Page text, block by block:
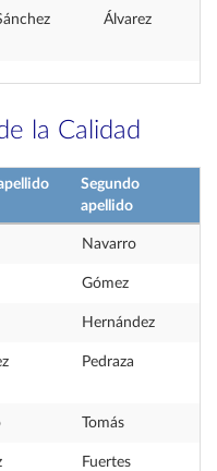
Álvarez
la Calidad
Segundo
apellido
Navarro
Gómez
Hernández
Pedraza
Tomás
Fuertes